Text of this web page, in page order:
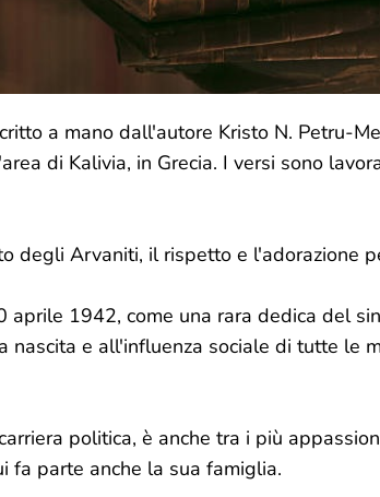
a mano dall'autore Kristo N. Petru-
di Kalivia, in Grecia. I versi sono
degli Arvaniti, il rispetto e l'adorazione
aprile 1942, come una rara dedica del
nascita e all'influenza sociale di tutte le
politica, è anche tra i più
fa parte anche la sua famiglia.